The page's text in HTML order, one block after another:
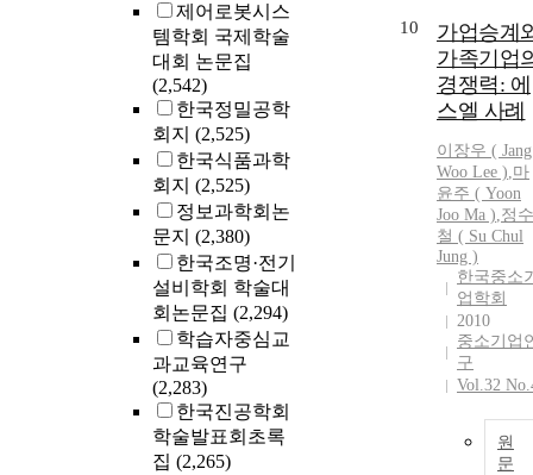
제어로봇시스
템학회 국제학술
대회 논문집
(2,542)
한국정밀공학
회지 (2,525)
한국식품과학
회지 (2,525)
정보과학회논
문지 (2,380)
한국조명·전기
설비학회 학술대
회논문집 (2,294)
학습자중심교
과교육연구
(2,283)
한국진공학회
학술발표회초록
집 (2,265)
10
가업승계
가족기업
경쟁력: 에
스엘 사례
이장우 ( Jang
Woo Lee ),마
윤주 ( Yoon
Joo Ma ),정수
철 ( Su Chul
Jung )
한국중소
업학회
2010
중소기업
구
Vol.32
원
문